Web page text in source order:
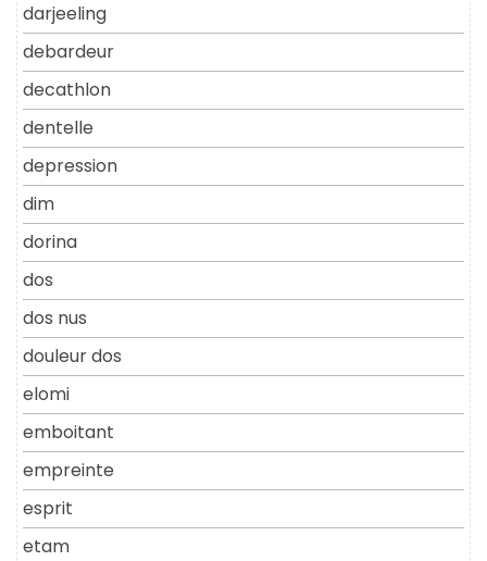
darjeeling
debardeur
decathlon
dentelle
depression
dim
dorina
dos
dos nus
douleur dos
elomi
emboitant
empreinte
esprit
etam